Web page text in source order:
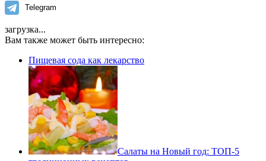
Telegram
загрузка...
Вам также может быть интересно:
Пищевая сода как лекарство
Салаты на Новый год: ТОП-5